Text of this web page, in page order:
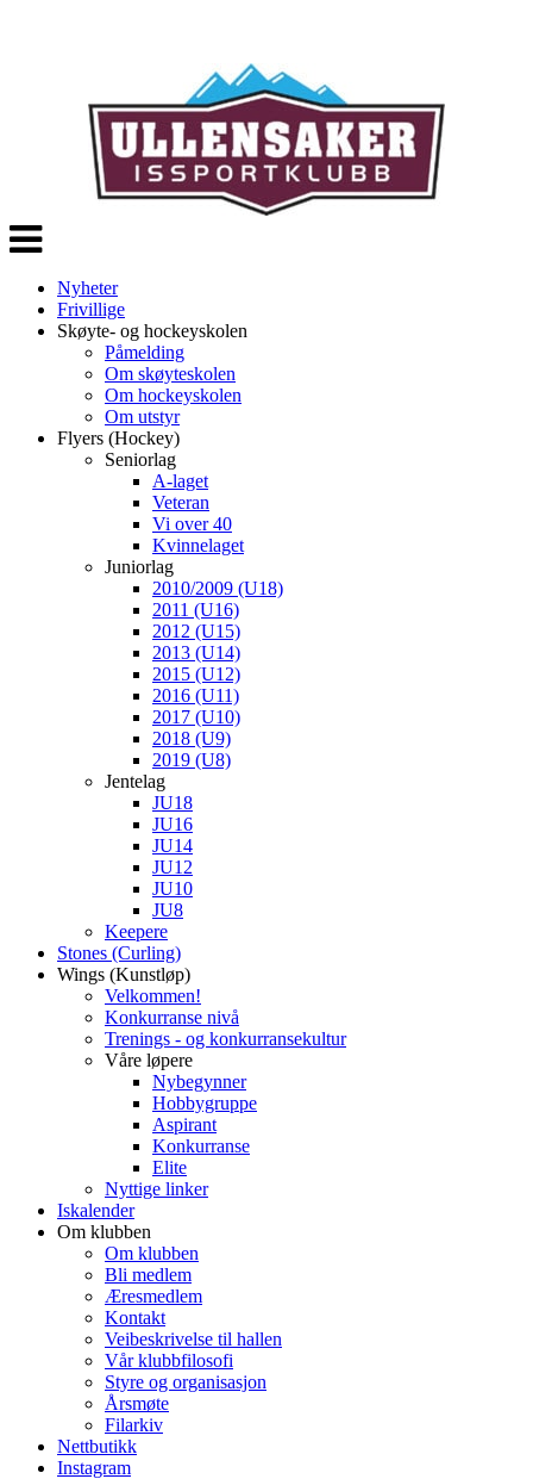
Veksle
navigasjon
Nyheter
Frivillige
Skøyte- og hockeyskolen
Påmelding
Om skøyteskolen
Om hockeyskolen
Om utstyr
Flyers (Hockey)
Seniorlag
A-laget
Veteran
Vi over 40
Kvinnelaget
Juniorlag
2010/2009 (U18)
2011 (U16)
2012 (U15)
2013 (U14)
2015 (U12)
2016 (U11)
2017 (U10)
2018 (U9)
2019 (U8)
Jentelag
JU18
JU16
JU14
JU12
JU10
JU8
Keepere
Stones (Curling)
Wings (Kunstløp)
Velkommen!
Konkurranse nivå
Trenings - og konkurransekultur
Våre løpere
Nybegynner
Hobbygruppe
Aspirant
Konkurranse
Elite
Nyttige linker
Iskalender
Om klubben
Om klubben
Bli medlem
Æresmedlem
Kontakt
Veibeskrivelse til hallen
Vår klubbfilosofi
Styre og organisasjon
Årsmøte
Filarkiv
Nettbutikk
Instagram